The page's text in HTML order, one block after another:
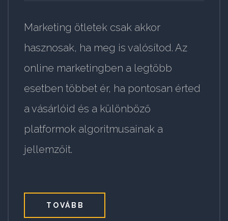
Marketing ötletek csak akkor
hasznosak, ha meg is valósítod. Az
online marketingben a legtöbb
esetben többet ér, ha pontosan érted
a vásárlóid és a különböző
platformok algoritmusainak a
jellemzőit.
TOVÁBB